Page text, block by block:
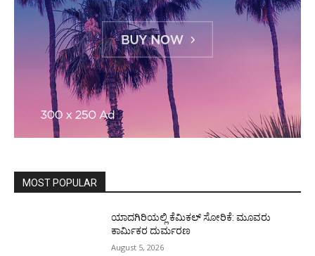
MOST POPULAR
ಯಾದಗಿರಿಯಲ್ಲಿ ಕೆಮಿಕಲ್ ಸೋರಿಕೆ: ಮೂವರು
ಕಾರ್ಮಿಕರ ದುರ್ಮರಣ
August 5, 2026